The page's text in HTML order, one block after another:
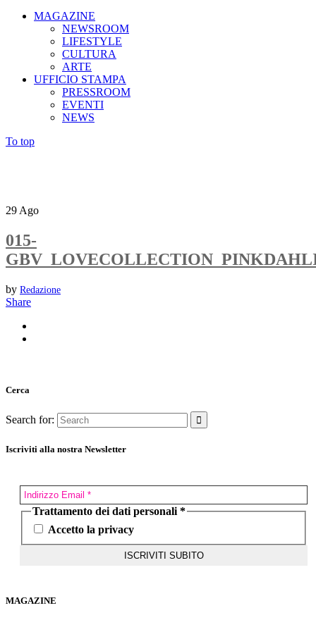
MAGAZINE
NEWSROOM
LIFESTYLE
CULTURA
ARTE
UFFICIO STAMPA
PRESSROOM
EVENTI
NEWS
To top
29 Ago
015-
by Redazione
Share
Cerca
Search for:
Iscriviti alla nostra Newsletter
Trattamento dei dati personali *
Accetto la privacy
MAGAZINE